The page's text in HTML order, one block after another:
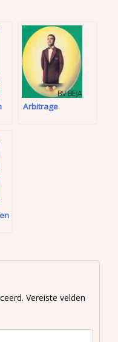
Arbitrage
Vereiste velden